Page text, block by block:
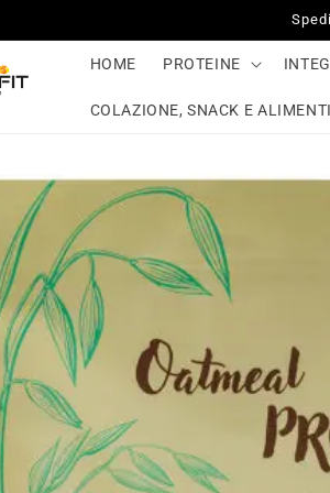
HOME PROTEINE
COLAZIONE, SNACK E